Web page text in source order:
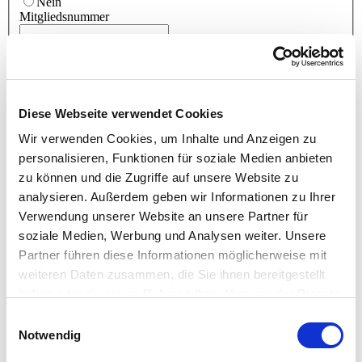
Diese Webseite verwendet Cookies
Wir verwenden Cookies, um Inhalte und Anzeigen zu
personalisieren, Funktionen für soziale Medien anbieten
zu können und die Zugriffe auf unsere Website zu
analysieren. Außerdem geben wir Informationen zu Ihrer
Verwendung unserer Website an unsere Partner für
soziale Medien, Werbung und Analysen weiter. Unsere
Partner führen diese Informationen möglicherweise mit
weiteren Daten zusammen, die Sie ihnen bereitgestellt
Notwendig
Mitgliedsnummer
Ich buche zusätzlich den optionalen Intensivtag zur Vermittlung
der D-Themen für 1.450,- Euro.
Buchung Intensivtag*
Ja
Nein
Ich bestelle zusätzlich das Buch PM4 in der 2-bändigen Print-
Version für 83,- Euro inkl. Versandkosten.
Bestellung PM4 Print*
Ja
Nein
Anmeldeunterlagen und dem Executive Summary Report,
Qualitätssicherung des Reports B, Seminarskript, Blöcke,